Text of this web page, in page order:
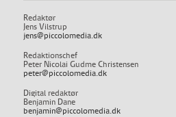
Redaktør
Jens Vilstrup
jens@piccolomedia.dk
Redaktionschef
Peter Nicolai Gudme Christensen
peter@piccolomedia.dk
Digital redaktør
Benjamin Dane
benjamin@piccolomedia.dk